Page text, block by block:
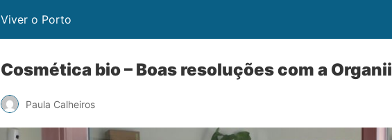
Viver o Porto
Cosmética bio – Boas resoluções com a Organii
Paula Calheiros